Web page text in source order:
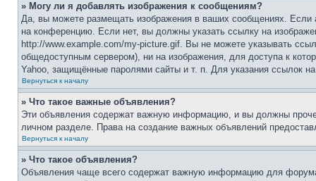
» Могу ли я добавлять изображения к сообщениям?
Да, вы можете размещать изображения в ваших сообщениях. Если
на конференцию. Если нет, вы должны указать ссылку на
http://www.example.com/my-picture.gif. Вы не можете указывать
общедоступным сервером), ни на изображения, для доступа к
Yahoo, защищённые паролями сайты и т. п. Для указания ссылок
Вернуться к началу
» Что такое важные объявления?
Эти объявления содержат важную информацию, и вы должны
личном разделе. Права на создание важных объявлений
Вернуться к началу
» Что такое объявления?
Объявления чаще всего содержат важную информацию для